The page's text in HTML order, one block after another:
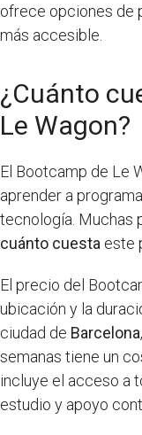
ofrece opciones de
más accesible.
¿Cuánto
Le Wagon?
El Bootcamp de Le
aprender a
tecnología. Muchas
cuánto cuesta este
El precio del
ubicación y la
ciudad de Barcelona
semanas tiene un
incluye el acceso a
estudio y apoyo